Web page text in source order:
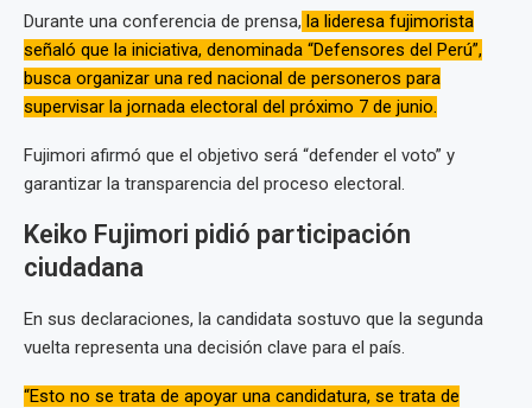
Durante una conferencia de prensa, la lideresa fujimorista
señaló que la iniciativa, denominada “Defensores del Perú”,
busca organizar una red nacional de personeros para
supervisar la jornada electoral del próximo 7 de junio.
Fujimori afirmó que el objetivo será “defender el voto” y
garantizar la transparencia del proceso electoral.
Keiko Fujimori pidió participación
ciudadana
En sus declaraciones, la candidata sostuvo que la segunda
vuelta representa una decisión clave para el país.
“Esto no se trata de apoyar una candidatura, se trata de